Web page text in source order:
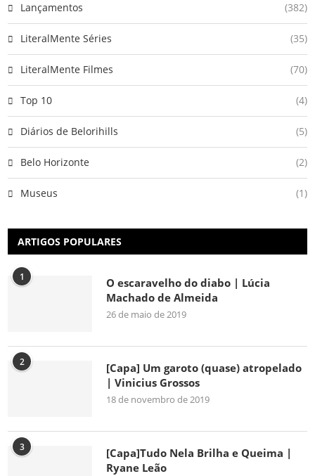
Lançamentos (382)
LiteralMente Séries (35)
LiteralMente Filmes (70)
Top 10 (4)
Diários de Belorihills (5)
Belo Horizonte (2)
Museus (1)
ARTIGOS POPULARES
1
O escaravelho do diabo | Lúcia
Machado de Almeida
26 de maio de 2019
2
[Capa] Um garoto (quase) atropelado
| Vinicius Grossos
18 de novembro de 2019
3
[Capa]Tudo Nela Brilha e Queima |
Ryane Leão